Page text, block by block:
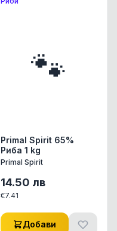
🐾
Primal Spirit 65%
Риба 1 kg
Primal Spirit
14.50 лв
€7.41
Добави